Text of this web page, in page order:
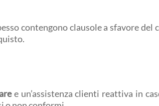
contengono clausole a sfavore
e un’assistenza clienti reattiva in